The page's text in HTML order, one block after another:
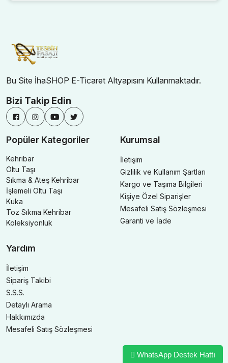
Bu Site İhaSHOP E-Ticaret Altyapısını Kullanmaktadır.
Bizi Takip Edin
Popüler Kategoriler
Kehribar
Oltu Taşı
Sıkma & Ateş Kehribar
İşlemeli Oltu Taşı
Kuka
Toz Sıkma Kehribar
Koleksiyonluk
Kurumsal
İletişim
Gizlilik ve Kullanım Şartları
Kargo ve Taşıma Bilgileri
Kişiye Özel Siparişler
Mesafeli Satış Sözleşmesi
Garanti ve İade
Yardım
İletişim
Sipariş Takibi
S.S.S.
Detaylı Arama
Hakkımızda
Mesafeli Satış Sözleşmesi
WhatsApp Destek Hattı